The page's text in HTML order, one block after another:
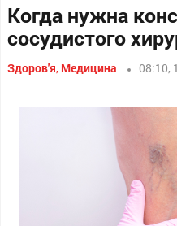
Когда нужна
сосудистого
Здоров'я, Медицина 08:10,